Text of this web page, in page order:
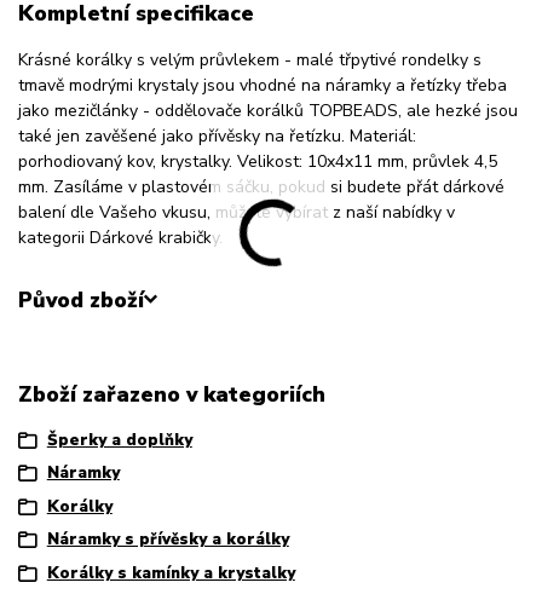
Kompletní specifikace
Krásné korálky s velým průvlekem - malé třpytivé rondelky s
tmavě modrými krystaly jsou vhodné na náramky a řetízky třeba
jako mezičlánky - oddělovače korálků TOPBEADS, ale hezké jsou
také jen zavěšené jako přívěsky na řetízku. Materiál:
porhodiovaný kov, krystalky. Velikost: 10x4x11 mm, průvlek 4,5
mm. Zasíláme v plastovém sáčku, pokud si budete přát dárkové
balení dle Vašeho vkusu, můžete vybírat z naší nabídky v
kategorii Dárkové krabičky.
Původ zboží
Zboží zařazeno v kategoriích
Šperky a doplňky
Náramky
Korálky
Náramky s přívěsky a korálky
Korálky s kamínky a krystalky